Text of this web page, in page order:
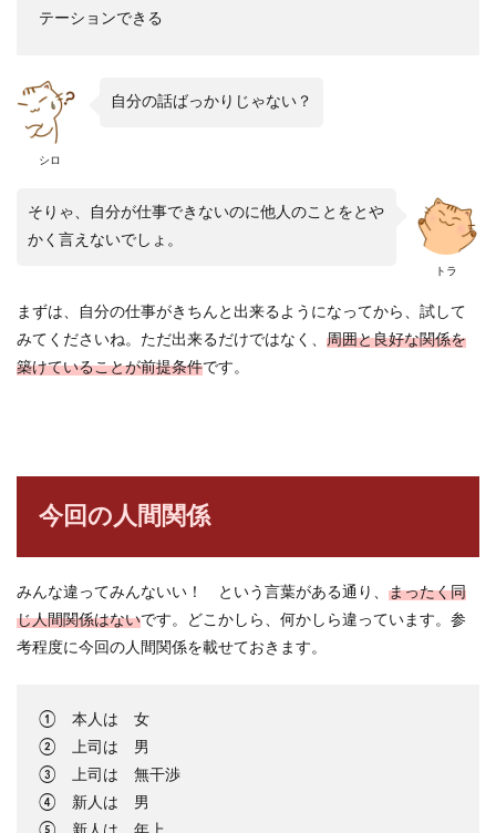
テーションできる
シロ
自分の話ばっかりじゃない？
トラ
そりゃ、自分が仕事できないのに他人のことをとや
かく言えないでしょ。
まずは、自分の仕事がきちんと出来るようになってから、試して
みてくださいね。ただ出来るだけではなく、 周囲と良好な関係を
築けていることが前提条件です。
今回の人間関係
みんな違ってみんないい！ という言葉がある通り、 まったく同
じ人間関係はないです。どこかしら、何かしら違っています。参
考程度に今回の人間関係を載せておきます。
① 本人は 女
② 上司は 男
③ 上司は 無干渉
④ 新人は 男